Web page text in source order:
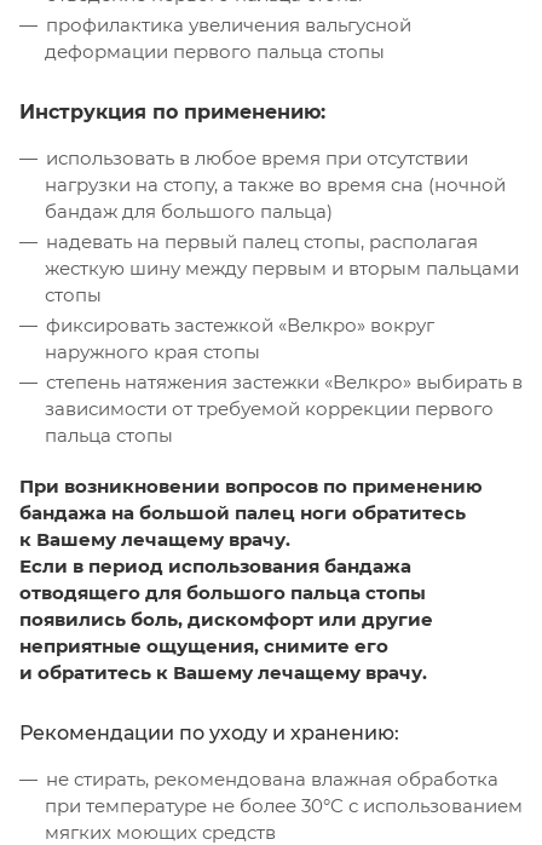
профилактика увеличения вальгусной
деформации первого пальца стопы
Инструкция по применению:
использовать в любое время при отсутствии
нагрузки на стопу, а также во время сна (ночной
бандаж для большого пальца)
надевать на первый палец стопы, располагая
жесткую шину между первым и вторым пальцами
стопы
фиксировать застежкой «Велкро» вокруг
наружного края стопы
степень натяжения застежки «Велкро» выбирать в
зависимости от требуемой коррекции первого
пальца стопы
При возникновении вопросов по применению
бандажа на большой палец ноги обратитесь
к Вашему лечащему врачу.
Если в период использования бандажа
отводящего для большого пальца стопы
появились боль, дискомфорт или другие
неприятные ощущения, снимите его
и обратитесь к Вашему лечащему врачу.
Рекомендации по уходу и хранению:
не стирать, рекомендована влажная обработка
при температуре не более 30°C с использованием
мягких моющих средств